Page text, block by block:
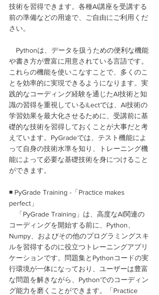
技術を習得できます。各種AI講座を受講する
前の準備などの用途で、ご自由にご利用くだ
さい。
Pythonは、データを扱うための便利な機能
や書き方が豊富に用意されている言語です。
これらの機能を使いこなすことで、多くのこ
とを効率的に実現できるようになります。実
践的なコーディング経験を通じたAI技術と知
識の習得を重視しているiLectでは、AI技術の
学習効果を最大化させるために、受講前に基
礎的な技術を習得しておくことが大事だと考
えています。PyGradeでは、テスト機能によ
って自身の技術水準を知り、トレーニング機
能によって必要な基礎技術を身につけること
ができます。
◾ PyGrade Training -「Practice makes
perfect」
「PyGrade Training」は、高度なAI関連の
コーディングを開始する前に、Python、
Numpy、およびその他のプログラミングスキ
ルを習得するのに役立つトレーニングアプリ
ケーションです。問題集とPythonコードの実
行環境が一体になっており、ユーザーは豊富
な問題を解きながら、Pythonでのコーディン
グ能力を磨くことができます。「Practice